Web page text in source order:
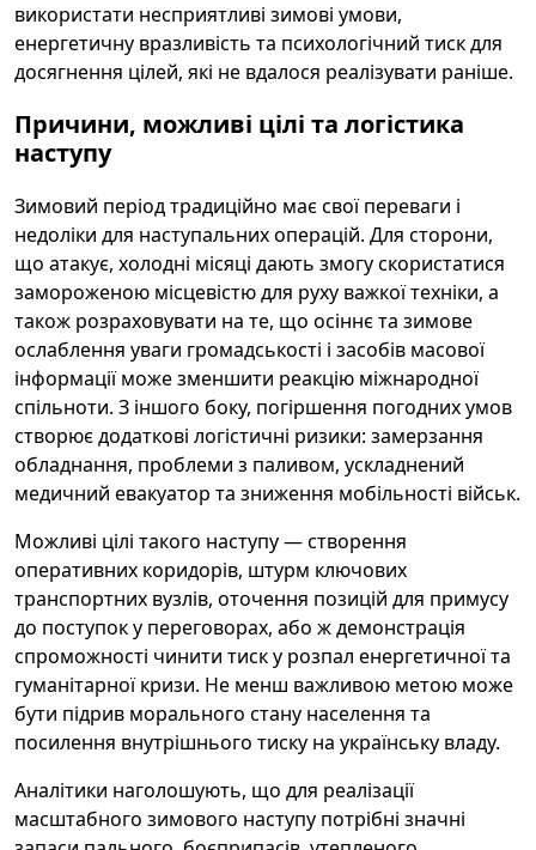
використати несприятливі зимові умови,
енергетичну вразливість та психологічний тиск для
досягнення цілей, які не вдалося реалізувати раніше.
Причини, можливі цілі та логістика
наступу
Зимовий період традиційно має свої переваги і
недоліки для наступальних операцій. Для сторони,
що атакує, холодні місяці дають змогу скористатися
замороженою місцевістю для руху важкої техніки, а
також розраховувати на те, що осіннє та зимове
ослаблення уваги громадськості і засобів масової
інформації може зменшити реакцію міжнародної
спільноти. З іншого боку, погіршення погодних умов
створює додаткові логістичні ризики: замерзання
обладнання, проблеми з паливом, ускладнений
медичний евакуатор та зниження мобільності військ.
Можливі цілі такого наступу — створення
оперативних коридорів, штурм ключових
транспортних вузлів, оточення позицій для примусу
до поступок у переговорах, або ж демонстрація
спроможності чинити тиск у розпал енергетичної та
гуманітарної кризи. Не менш важливою метою може
бути підрив морального стану населення та
посилення внутрішнього тиску на українську владу.
Аналітики наголошують, що для реалізації
масштабного зимового наступу потрібні значні